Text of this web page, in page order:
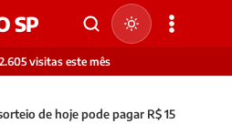
SP
visitas este mês
de hoje pode pagar R$ 15